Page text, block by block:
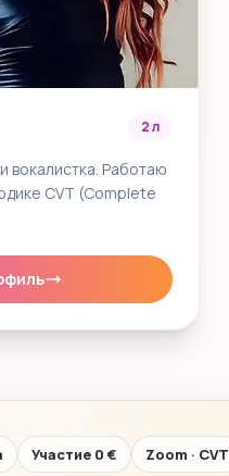
2 л
вокалистка. Работаю
CVT (Complete
Участие 0 € Zoom · CVT